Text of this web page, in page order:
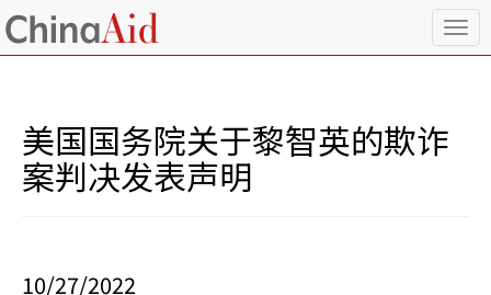
T
o
美国国务院关于黎智英的欺诈
案判决发表声明
10/27/2022